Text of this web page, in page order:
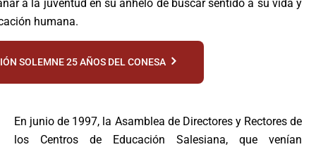
a la juventud en su anhelo de buscar sentido a su vida y
humana.
SOLEMNE 25 AÑOS DEL CONESA
En junio de 1997, la Asamblea de Directores y Rectores de
los Centros de Educación Salesiana, que venían